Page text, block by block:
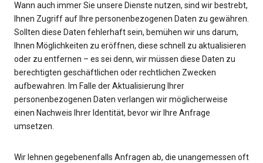
Wann auch immer Sie unsere Dienste nutzen, sind wir bestrebt,
Ihnen Zugriff auf Ihre personenbezogenen Daten zu gewähren.
Sollten diese Daten fehlerhaft sein, bemühen wir uns darum,
Ihnen Möglichkeiten zu eröffnen, diese schnell zu aktualisieren
oder zu entfernen – es sei denn, wir müssen diese Daten zu
berechtigten geschäftlichen oder rechtlichen Zwecken
aufbewahren. Im Falle der Aktualisierung Ihrer
personenbezogenen Daten verlangen wir möglicherweise
einen Nachweis Ihrer Identität, bevor wir Ihre Anfrage
umsetzen.
Wir lehnen gegebenenfalls Anfragen ab, die unangemessen oft